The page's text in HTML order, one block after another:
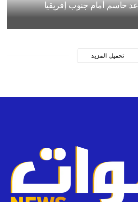
حاسم أمام جنوب إفريقيا
تحميل المزيد